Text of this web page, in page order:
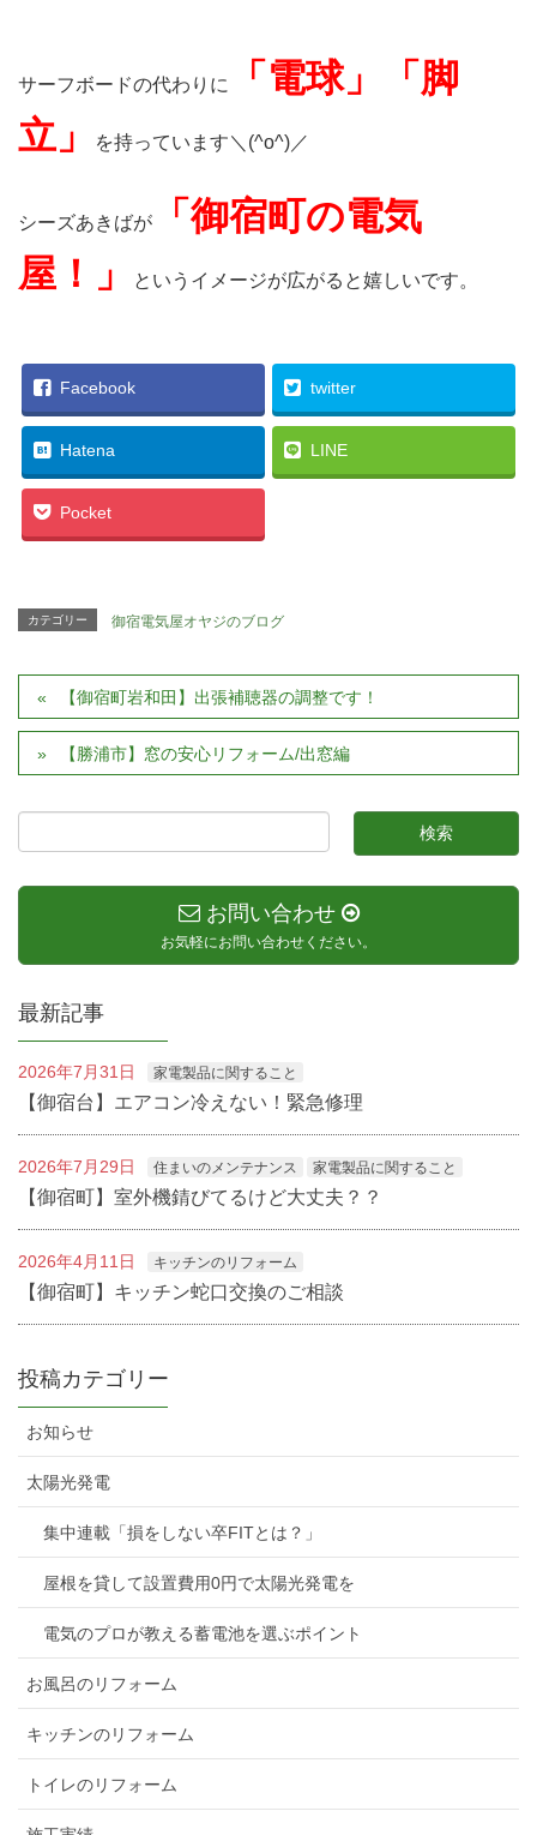
サーフボードの代わりに
「電球」「脚
立」
を持っています＼(^o^)／
シーズあきばが
「御宿町の電気
屋！」
というイメージが広がると嬉しいです。
Facebook twitter
Hatena LINE
Pocket
カテゴリー 御宿電気屋オヤジのブログ
【御宿町岩和田】出張補聴器の調整です！
【勝浦市】窓の安心リフォーム/出窓編
お問い合わせ
お気軽にお問い合わせください。
最新記事
2026年7月31日 家電製品に関すること
【御宿台】エアコン冷えない！緊急修理
2026年7月29日 住まいのメンテナンス 家電製品に関すること
【御宿町】室外機錆びてるけど大丈夫？？
2026年4月11日 キッチンのリフォーム
【御宿町】キッチン蛇口交換のご相談
投稿カテゴリー
お知らせ
太陽光発電
集中連載「損をしない卒FITとは？」
屋根を貸して設置費用0円で太陽光発電を
電気のプロが教える蓄電池を選ぶポイント
お風呂のリフォーム
キッチンのリフォーム
トイレのリフォーム